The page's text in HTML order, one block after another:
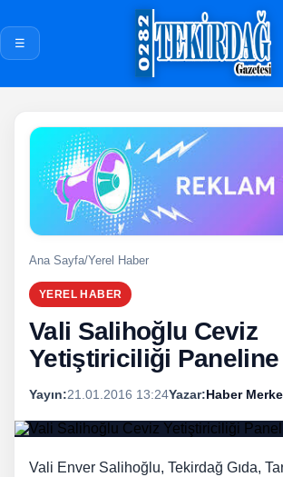
☰
Ana Sayfa/Yerel Haber
YEREL HABER
Vali Salihoğlu Ceviz
Yetiştiriciliği Paneline
Yayın:21.01.2016 13:24Yazar:Haber
Vali Enver Salihoğlu, Tekirdağ Gıda,